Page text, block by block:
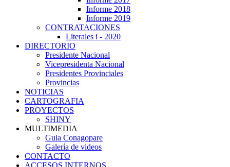
Informe 2018
Informe 2019
CONTRATACIONES
Literales i - 2020
DIRECTORIO
Presidente Nacional
Vicepresidenta Nacional
Presidentes Provinciales
Provincias
NOTICIAS
CARTOGRAFIA
PROYECTOS
SHINY
MULTIMEDIA
Guia Conagopare
Galería de videos
CONTACTO
ACCESOS INTERNOS